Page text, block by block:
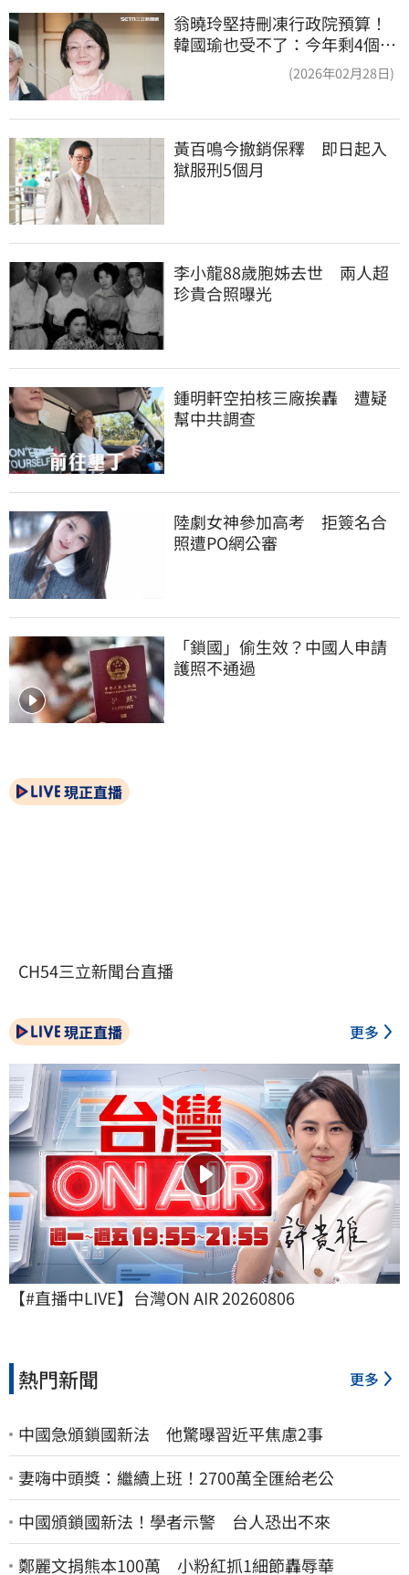
翁曉玲堅持刪凍行政院預算！
韓國瑜也受不了：今年剩4個月
(2026年02月28日)
黃百鳴今撤銷保釋　即日起入
獄服刑5個月
李小龍88歲胞姊去世　兩人超
珍貴合照曝光
鍾明軒空拍核三廠挨轟　遭疑
幫中共調查
陸劇女神參加高考　拒簽名合
照遭PO網公審
「鎖國」偷生效？中國人申請
護照不通過
現正直播
CH54三立新聞台直播
現正直播 更多
【#直播中LIVE】台灣ON AIR 20260806
熱門新聞 更多
中國急頒鎖國新法 他驚曝習近平焦慮2事
妻嗨中頭獎：繼續上班！2700萬全匯給老公
中國頒鎖國新法！學者示警 台人恐出不來
鄭麗文捐熊本100萬 小粉紅抓1細節轟辱華